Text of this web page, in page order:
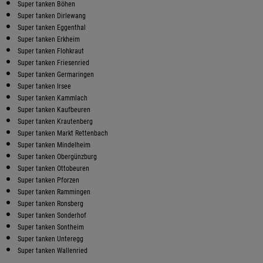
Super tanken Böhen
Super tanken Dirlewang
Super tanken Eggenthal
Super tanken Erkheim
Super tanken Flohkraut
Super tanken Friesenried
Super tanken Germaringen
Super tanken Irsee
Super tanken Kammlach
Super tanken Kaufbeuren
Super tanken Krautenberg
Super tanken Markt Rettenbach
Super tanken Mindelheim
Super tanken Obergünzburg
Super tanken Ottobeuren
Super tanken Pforzen
Super tanken Rammingen
Super tanken Ronsberg
Super tanken Sonderhof
Super tanken Sontheim
Super tanken Unteregg
Super tanken Wallenried